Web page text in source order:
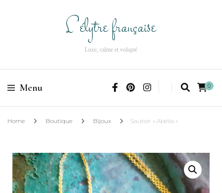
L'élytre française
Luxe, calme et volupté
Menu 0
Home Boutique Bijoux Sautoir « Abélia »